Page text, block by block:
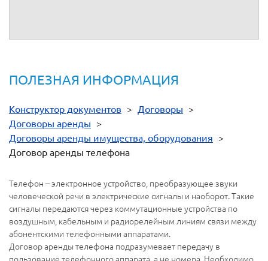
ПОЛЕЗНАЯ ИНФОРМАЦИЯ
Конструктор документов > Договоры >
Договоры аренды >
Договоры аренды имущества, оборудования >
Договор аренды телефона
Телефон – электронное устройство, преобразующее звуки
человеческой речи в электрические сигналы и наоборот. Такие
сигналы передаются через коммутационные устройства по
воздушным, кабельным и радиорелейным линиям связи между
абонентскими телефонными аппаратами.
Договор аренды телефона подразумевает передачу в